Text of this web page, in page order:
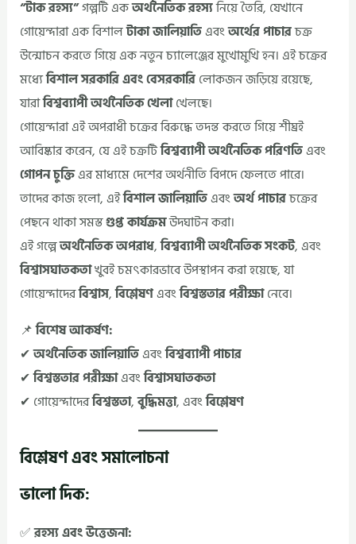
“টাক রহস্য”গল্পটি একঅর্থনৈতিক রহস্যনিয়ে তৈরি, যেখানে
গোয়েন্দারা এক বিশালটাকা জালিয়াতিএবংঅর্থের পাচারচক্র
উন্মোচন করতে গিয়ে এক নতুন চ্যালেঞ্জের মুখোমুখি হন। এই চক্রের
মধ্যেবিশাল সরকারি এবং বেসরকারিলোকজন জড়িয়ে রয়েছে,
যারাবিশ্বব্যাপী অর্থনৈতিক খেলাখেলছে।
গোয়েন্দারা এই অপরাধী চক্রের বিরুদ্ধে তদন্ত করতে গিয়ে শীঘ্রই
আবিষ্কার করেন, যে এই চক্রটিবিশ্বব্যাপী অর্থনৈতিক পরিণতিএবং
গোপন চুক্তিএর মাধ্যমে দেশের অর্থনীতি বিপদে ফেলতে পারে।
তাদের কাজ হলো, এইবিশাল জালিয়াতিএবংঅর্থ পাচারচক্রের
পেছনে থাকা সমস্তগুপ্ত কার্যক্রমউদঘাটন করা।
এই গল্পেঅর্থনৈতিক অপরাধ,বিশ্বব্যাপী অর্থনৈতিক সংকট, এবং
বিশ্বাসঘাতকতাখুবই চমৎকারভাবে উপস্থাপন করা হয়েছে, যা
গোয়েন্দাদেরবিশ্বাস,বিশ্লেষণএবংবিশ্বস্ততার পরীক্ষানেবে।
📌বিশেষ আকর্ষণ:
✔অর্থনৈতিক জালিয়াতিএবংবিশ্বব্যাপী পাচার
✔বিশ্বস্ততার পরীক্ষাএবংবিশ্বাসঘাতকতা
✔ গোয়েন্দাদেরবিশ্বস্ততা,বুদ্ধিমত্তা, এবংবিশ্লেষণ
বিশ্লেষণ এবং সমালোচনা
ভালো দিক:
✅রহস্য এবং উত্তেজনা: